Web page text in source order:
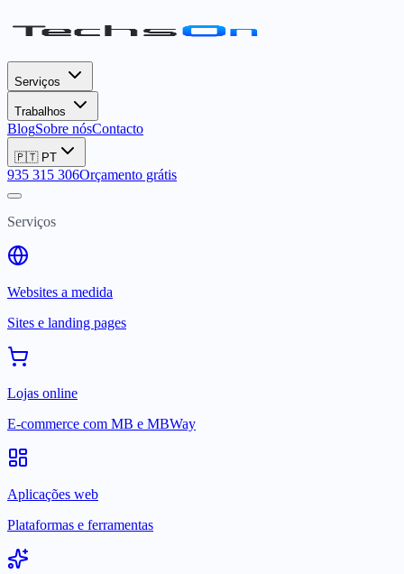
Serviços
Trabalhos
BlogSobre nósContacto
🇵🇹 PT
935 315 306Orçamento grátis
Serviços
Websites a medida
Sites e landing pages
Lojas online
E-commerce com MB e MBWay
Aplicações web
Plataformas e ferramentas